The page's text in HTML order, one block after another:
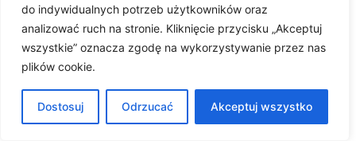
do indywidualnych potrzeb użytkowników oraz
analizować ruch na stronie. Kliknięcie przycisku „Akceptuj
wszystkie” oznacza zgodę na wykorzystywanie przez nas
plików cookie.
Dostosuj Odrzucać Akceptuj wszystko